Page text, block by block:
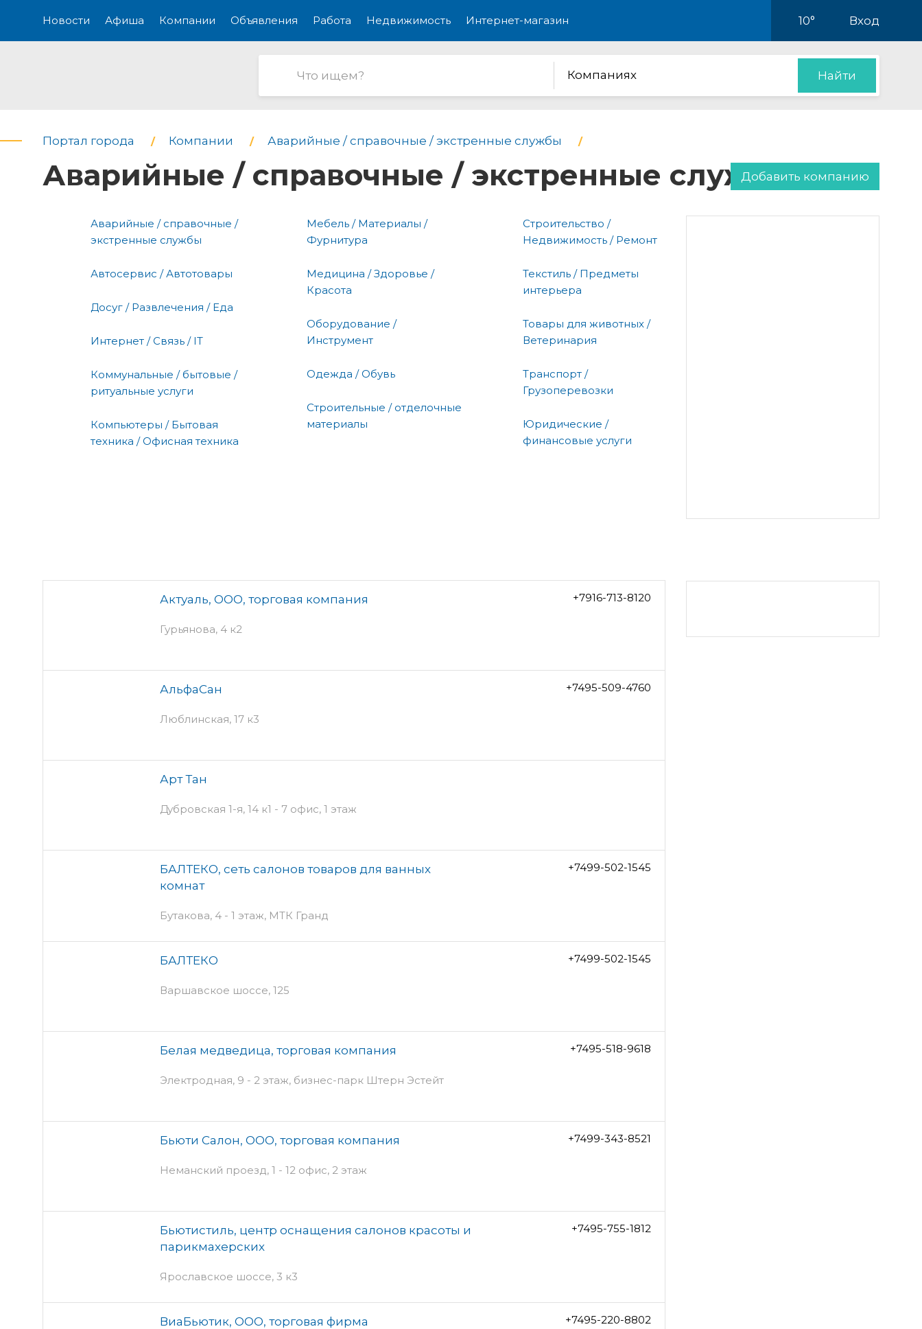
Новости Афиша Компании Объявления Работа Недвижимость Интернет-магазин 10° Вход
Компаниях Найти
Портал города Компании Аварийные / справочные / экстренные службы
Аварийные / справочные / экстренные службыДобавить компанию
Аварийные / справочные /
экстренные службы
Автосервис / Автотовары
Досуг / Развлечения / Еда
Интернет / Связь / IT
Коммунальные / бытовые /
ритуальные услуги
Компьютеры / Бытовая
техника / Офисная техника
Мебель / Материалы /
Фурнитура
Медицина / Здоровье /
Красота
Оборудование /
Инструмент
Одежда / Обувь
Строительные / отделочные
материалы
Строительство /
Недвижимость / Ремонт
Текстиль / Предметы
интерьера
Товары для животных /
Ветеринария
Транспорт /
Грузоперевозки
Юридические /
финансовые услуги
Актуаль, ООО, торговая компания
Гурьянова, 4 к2
+7916-713-8120
АльфаСан
Люблинская, 17 к3
+7495-509-4760
Арт Тан
Дубровская 1-я, 14 к1 - 7 офис, 1 этаж
БАЛТЕКО, сеть салонов товаров для ванных
комнат
Бутакова, 4 - 1 этаж, МТК Гранд
+7499-502-1545
БАЛТЕКО
Варшавское шоссе, 125
+7499-502-1545
Белая медведица, торговая компания
Электродная, 9 - 2 этаж, бизнес-парк Штерн Эстейт
+7495-518-9618
Бьюти Салон, ООО, торговая компания
Неманский проезд, 1 - 12 офис, 2 этаж
+7499-343-8521
Бьютистиль, центр оснащения салонов красоты и
парикмахерских
Ярославское шоссе, 3 к3
+7495-755-1812
ВиаБьютик, ООО, торговая фирма +7495-220-8802